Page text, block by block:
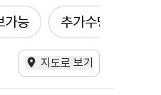
가능 추가수당
지도로 보기